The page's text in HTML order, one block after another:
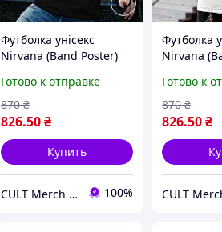
Футболка унісекс
Nirvana (Band Poster)
Готово к отправке
826.50₴
870 ₴
Купить
CULT Merch Store 100%
Футболка
Nirvana
Готово к
826.50₴
870 ₴